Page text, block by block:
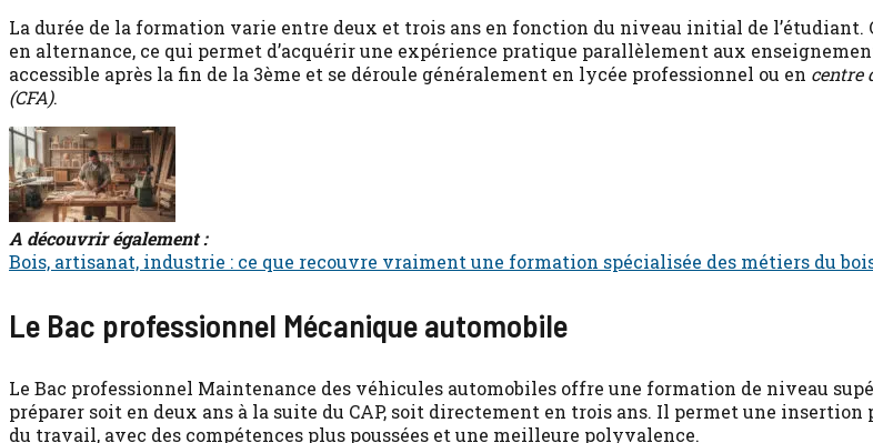
La durée de la formation varie entre deux et trois ans en fonction du niveau initial de l’étudiant.
en alternance, ce qui permet d’acquérir une expérience pratique parallèlement aux
accessible après la fin de la 3ème et se déroule généralement en lycée professionnel ou en centre
(CFA).
A découvrir également :
Bois, artisanat, industrie : ce que recouvre vraiment une formation spécialisée des métiers du
Le Bac professionnel Mécanique automobile
Le Bac professionnel Maintenance des véhicules automobiles offre une formation de niveau
préparer soit en deux ans à la suite du CAP, soit directement en trois ans. Il permet une insertion
du travail, avec des compétences plus poussées et une meilleure polyvalence.